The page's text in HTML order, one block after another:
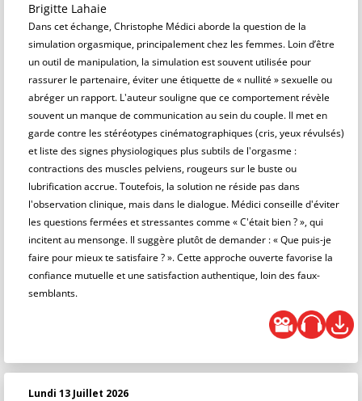
Brigitte Lahaie
Dans cet échange, Christophe Médici aborde la question de la
simulation orgasmique, principalement chez les femmes. Loin d’être
un outil de manipulation, la simulation est souvent utilisée pour
rassurer le partenaire, éviter une étiquette de « nullité » sexuelle ou
abréger un rapport. L'auteur souligne que ce comportement révèle
souvent un manque de communication au sein du couple. Il met en
garde contre les stéréotypes cinématographiques (cris, yeux révulsés)
et liste des signes physiologiques plus subtils de l'orgasme :
contractions des muscles pelviens, rougeurs sur le buste ou
lubrification accrue. Toutefois, la solution ne réside pas dans
l'observation clinique, mais dans le dialogue. Médici conseille d'éviter
les questions fermées et stressantes comme « C'était bien ? », qui
incitent au mensonge. Il suggère plutôt de demander : « Que puis-je
faire pour mieux te satisfaire ? ». Cette approche ouverte favorise la
confiance mutuelle et une satisfaction authentique, loin des faux-
semblants.
Lundi 13 Juillet 2026